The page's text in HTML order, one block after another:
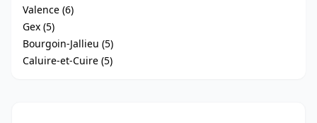
Valence (6)
Gex (5)
Bourgoin-Jallieu (5)
Caluire-et-Cuire (5)